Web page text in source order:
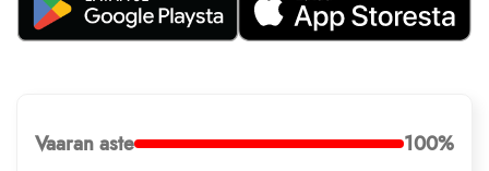
Vaaran aste 100%